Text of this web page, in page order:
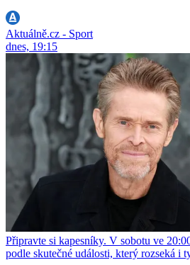
Aktuálně.cz - Sport
dnes, 19:15
Připravte si kapesníky. V sobotu ve
podle skutečné události, který rozseká i